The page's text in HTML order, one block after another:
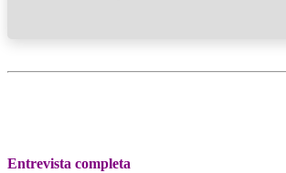
Entrevista completa